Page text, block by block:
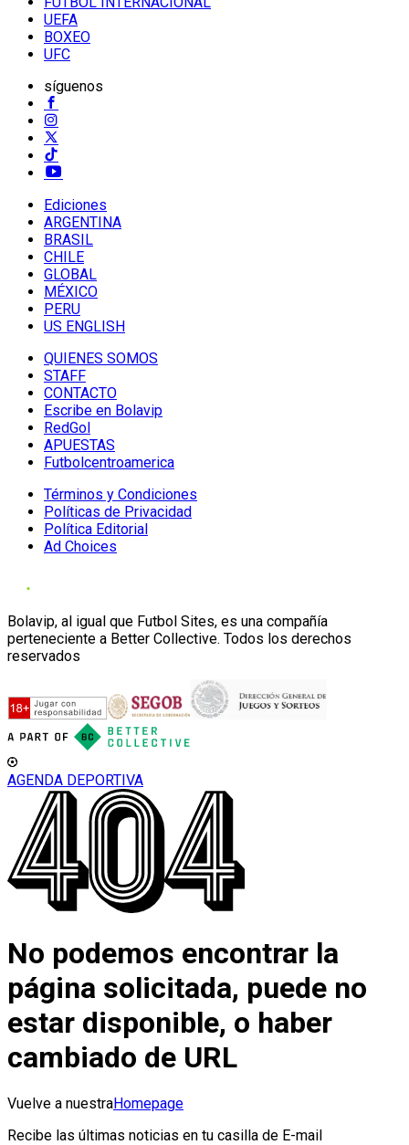
UEFA
BOXEO
UFC
síguenos
Ediciones
ARGENTINA
BRASIL
CHILE
GLOBAL
MÉXICO
PERU
US ENGLISH
QUIENES SOMOS
STAFF
CONTACTO
Escribe en Bolavip
RedGol
APUESTAS
Futbolcentroamerica
Términos y Condiciones
Políticas de Privacidad
Política Editorial
Ad Choices
Bolavip, al igual que Futbol Sites, es una compañía
perteneciente a Better Collective. Todos los derechos
reservados
AGENDA DEPORTIVA
No podemos encontrar la
página solicitada, puede no
estar disponible, o haber
cambiado de URL
Vuelve a nuestraHomepage
Recibe las últimas noticias en tu casilla de E-mail